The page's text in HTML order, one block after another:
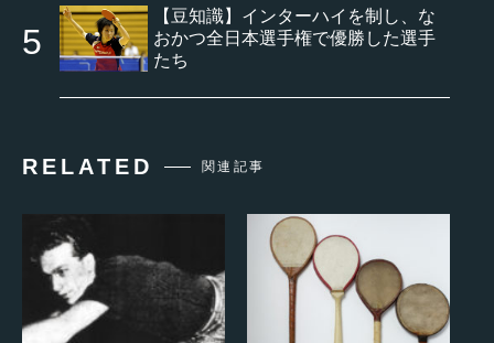
【豆知識】インターハイを制し、な
おかつ全日本選手権で優勝した選手
たち
RELATED 関連記事